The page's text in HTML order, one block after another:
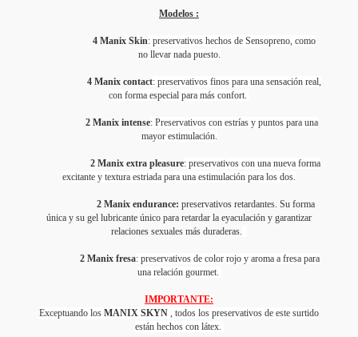
Modelos :
4 Manix Skin: preservativos hechos de Sensopreno, como
no llevar nada puesto.
4 Manix contact: preservativos finos para una sensación real,
con forma especial para más confort.
2 Manix intense: Preservativos con estrías y puntos para una
mayor estimulación.
2 Manix extra pleasure: preservativos con una nueva forma
excitante y textura estriada para una estimulación para los dos.
2 Manix endurance: preservativos retardantes. Su forma
única y su gel lubricante único para retardar la eyaculación y garantizar
relaciones sexuales más duraderas.
2 Manix fresa: preservativos de color rojo y aroma a fresa para
una relación gourmet.
IMPORTANTE:
Exceptuando los MANIX SKYN , todos los preservativos de este surtido
están hechos con látex.